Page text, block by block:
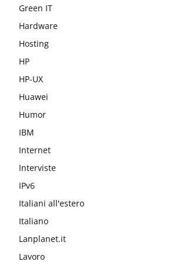
Green IT
Hardware
Hosting
HP
HP-UX
Huawei
Humor
IBM
Internet
Interviste
IPv6
Italiani all'estero
Italiano
Lanplanet.it
Lavoro